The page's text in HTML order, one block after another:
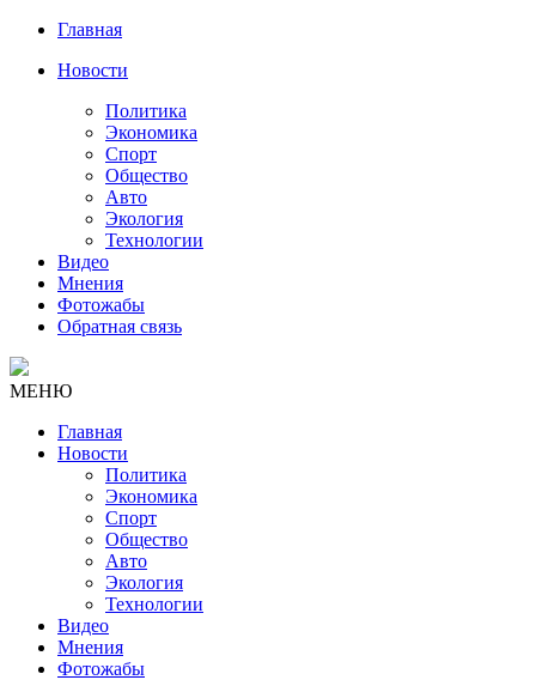
Главная
Новости
Политика
Экономика
Спорт
Общество
Авто
Экология
Технологии
Видео
Мнения
Фотожабы
Обратная связь
МЕНЮ
Главная
Новости
Политика
Экономика
Спорт
Общество
Авто
Экология
Технологии
Видео
Мнения
Фотожабы